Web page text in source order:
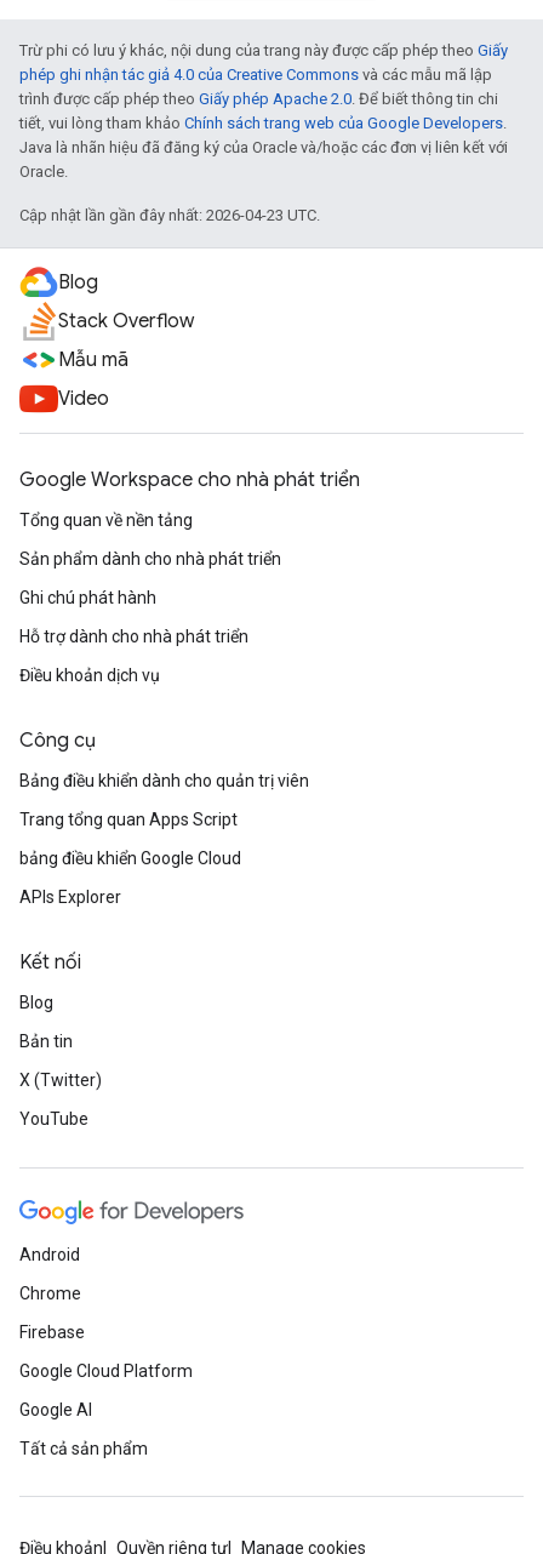
Trừ phi có lưu ý khác, nội dung của trang này được cấp phép theo Giấy
phép ghi nhận tác giả 4.0 của Creative Commons và các mẫu mã lập
trình được cấp phép theo Giấy phép Apache 2.0. Để biết thông tin chi
tiết, vui lòng tham khảo Chính sách trang web của Google Developers.
Java là nhãn hiệu đã đăng ký của Oracle và/hoặc các đơn vị liên kết với
Oracle.
Cập nhật lần gần đây nhất: 2026-04-23 UTC.
Blog
Stack Overflow
Mẫu mã
Video
Google Workspace cho nhà phát triển
Tổng quan về nền tảng
Sản phẩm dành cho nhà phát triển
Ghi chú phát hành
Hỗ trợ dành cho nhà phát triển
Điều khoản dịch vụ
Công cụ
Bảng điều khiển dành cho quản trị viên
Trang tổng quan Apps Script
bảng điều khiển Google Cloud
APIs Explorer
Kết nối
Blog
Bản tin
X (Twitter)
YouTube
Android
Chrome
Firebase
Google Cloud Platform
Google AI
Tất cả sản phẩm
Điều khoản Quyền riêng tư Manage cookies